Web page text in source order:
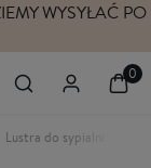
WYSYŁAĆ PO
Lustra do sypialni